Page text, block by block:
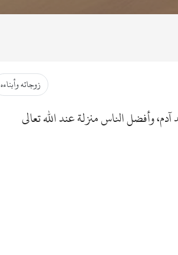
زوجاته وأبناءه
وأفضل الناس منزلة عند الله تعالى